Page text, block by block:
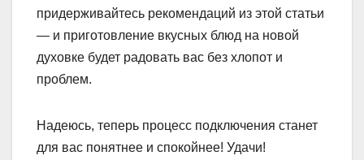
придерживайтесь рекомендаций из этой статьи
— и приготовление вкусных блюд на новой
духовке будет радовать вас без хлопот и
проблем.
Надеюсь, теперь процесс подключения станет
для вас понятнее и спокойнее! Удачи!